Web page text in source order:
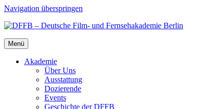
Navigation überspringen
Menü
Aka­de­mie
Über Uns
Aus­stat­tung
Dozie­ren­de
Events
Geschich­te der DFFB